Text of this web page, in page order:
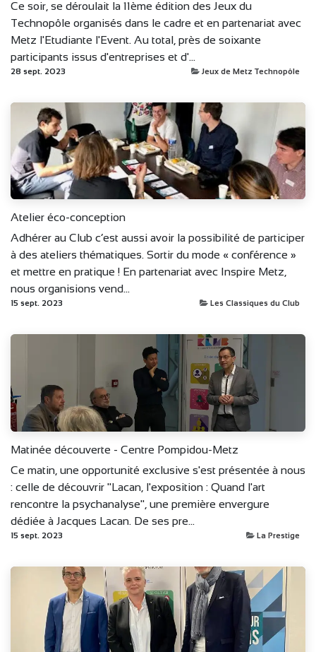
Ce soir, se déroulait la 11ème édition des Jeux du
Technopôle organisés dans le cadre et en partenariat avec
Metz l'Etudiante l'Event. Au total, près de soixante
participants issus d'entreprises et d'...
28 sept. 2023 Jeux de Metz Technopôle
Atelier éco-conception
Adhérer au Club c’est aussi avoir la possibilité de participer
à des ateliers thématiques. Sortir du mode « conférence »
et mettre en pratique ! En partenariat avec Inspire Metz,
nous organisions vend...
15 sept. 2023 Les Classiques du Club
Matinée découverte - Centre Pompidou-Metz
Ce matin, une opportunité exclusive s'est présentée à nous
: celle de découvrir "Lacan, l'exposition : Quand l'art
rencontre la psychanalyse", une première envergure
dédiée à Jacques Lacan. De ses pre...
15 sept. 2023 La Prestige